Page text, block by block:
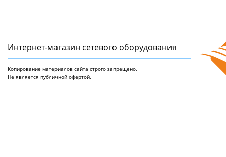
Интернет-магазин сетeвого оборудования
Копирование материалов сайта строго запрещено.
Не является публичной офертой.